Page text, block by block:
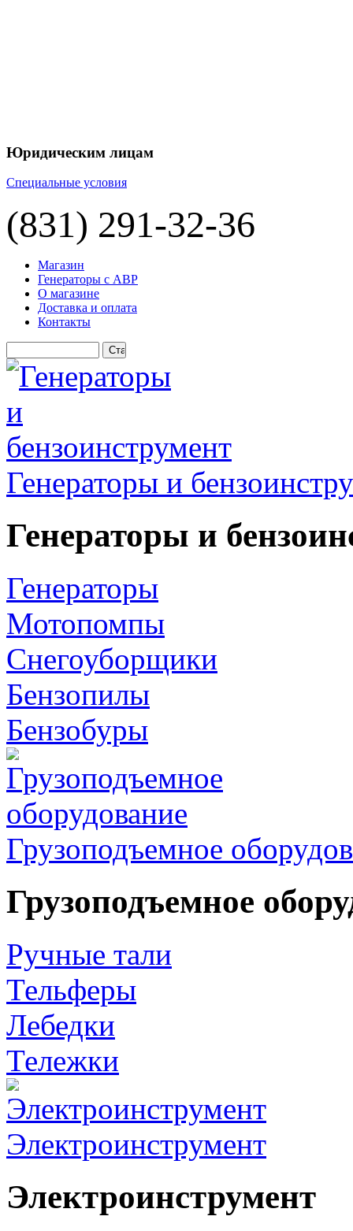
Юридическим лицам
Специальные условия
(831) 291-32-36
Магазин
Генераторы с АВР
О магазине
Доставка и оплата
Контакты
Генераторы и
Генераторы и
Генераторы
Мотопомпы
Снегоуборщики
Бензопилы
Бензобуры
Грузоподъемное
Грузоподъемное
Ручные тали
Тельферы
Лебедки
Тележки
Электроинструмент
Электроинструмент